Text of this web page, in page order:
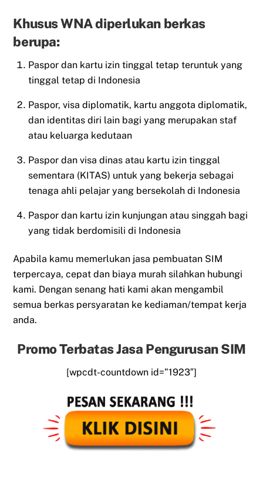
Khusus WNA diperlukan berkas
berupa:
Paspor dan kartu izin tinggal tetap teruntuk yang
tinggal tetap di Indonesia
Paspor, visa diplomatik, kartu anggota diplomatik,
dan identitas diri lain bagi yang merupakan staf
atau keluarga kedutaan
Paspor dan visa dinas atau kartu izin tinggal
sementara (KITAS) untuk yang bekerja sebagai
tenaga ahli pelajar yang bersekolah di Indonesia
Paspor dan kartu izin kunjungan atau singgah bagi
yang tidak berdomisili di Indonesia
Apabila kamu memerlukan jasa pembuatan SIM
terpercaya, cepat dan biaya murah silahkan hubungi
kami. Dengan senang hati kami akan mengambil
semua berkas persyaratan ke kediaman/tempat kerja
anda.
Promo Terbatas Jasa Pengurusan SIM
[wpcdt-countdown id=”1923″]